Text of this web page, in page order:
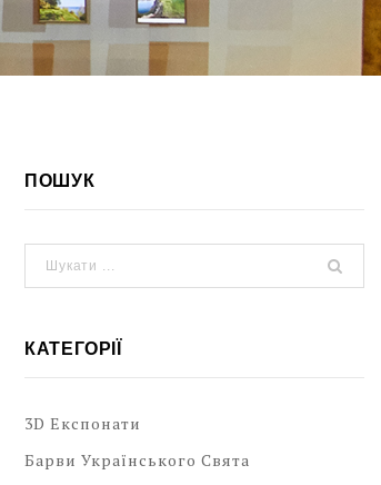
ПОШУК
КАТЕГОРІЇ
3D Експонати
Барви Українського Свята